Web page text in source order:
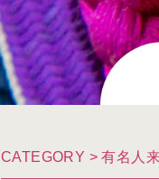
CATEGORY >有名人